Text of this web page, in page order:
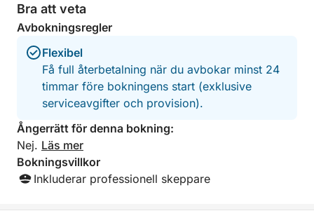
längs Cyperns mest pittoreska kustlinje är denna 4-
timmarskryssning perfekt för dig som vill njuta av
havet utan att förbinda dig till en heldag. Det är ett
naturskönt, avkopplande och luftigt sätt att upptäcka
Paphos kustmagi.
Bra att veta
Avbokningsregler
Flexibel
Få full återbetalning när du avbokar minst 24
timmar före bokningens start (exklusive
serviceavgifter och provision).
Ångerrätt för denna bokning:
Nej. Läs mer
Bokningsvillkor
Inkluderar professionell skeppare